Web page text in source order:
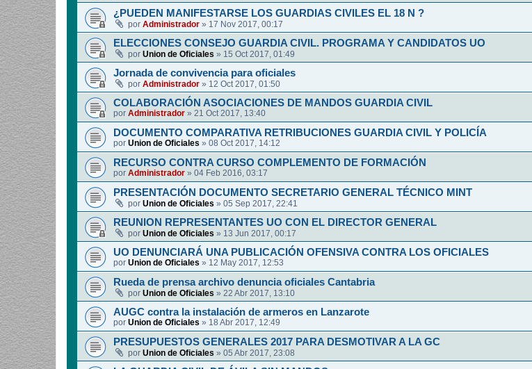
¿PUEDEN MANIFESTARSE LOS GUARDIAS CIVILES EL 18 N ?
por Administrador » 17 Nov 2017, 00:17
ELECCIONES CONSEJO GUARDIA CIVIL. PROGRAMA Y CANDIDATOS UO
por Union de Oficiales » 15 Oct 2017, 01:49
Jornada de convivencia para oficiales
por Administrador » 12 Oct 2017, 01:50
COLABORACIÓN ASOCIACIONES DE MANDOS GUARDIA CIVIL
por Administrador » 21 Oct 2017, 13:40
DOCUMENTO COMPARATIVA RETRIBUCIONES GUARDIA CIVIL Y POLICÍA
por Union de Oficiales » 08 Oct 2017, 14:12
RECURSO CONTRA CURSO COMPLEMENTO DE FORMACIÓN
por Administrador » 04 Feb 2016, 03:17
PRESENTACIÓN DOCUMENTO SECRETARIO GENERAL TÉCNICO MINT
por Union de Oficiales » 05 Sep 2017, 22:41
REUNION REPRESENTANTES UO CON EL DIRECTOR GENERAL
por Union de Oficiales » 13 Jun 2017, 00:17
UO DENUNCIARÁ UNA PUBLICACIÓN OFENSIVA CONTRA LOS OFICIALES
por Union de Oficiales » 12 May 2017, 12:53
Rueda de prensa archivo denuncia oficiales Cantabria
por Union de Oficiales » 22 Abr 2017, 13:10
AUGC contra la instalación de armeros en Lanzarote
por Union de Oficiales » 18 Abr 2017, 12:49
PRESUPUESTOS GENERALES 2017 PARA DESMOTIVAR A LA GC
por Union de Oficiales » 05 Abr 2017, 23:08